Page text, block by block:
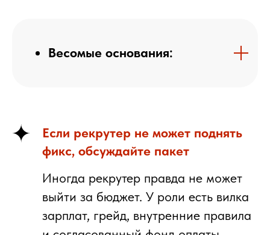
Весомые основания:
Если рекрутер не может поднять
фикс, обсуждайте пакет
Иногда рекрутер правда не может
выйти за бюджет. У роли есть вилка
зарплат, грейд, внутренние правила